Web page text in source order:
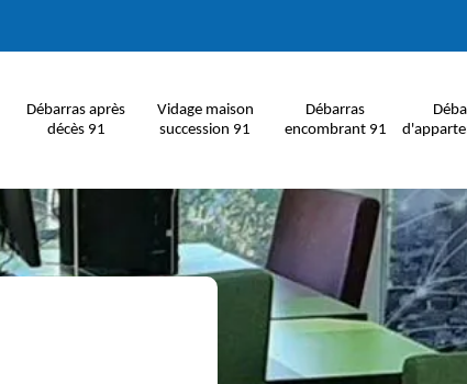
Débarras après
décès 91
Vidage maison
succession 91
Débarras
encombrant 91